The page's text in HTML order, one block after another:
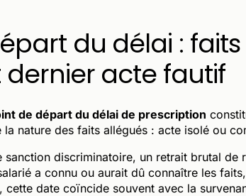
du délai : faits
dernier acte fautif
de départ du délai de prescription
nature des faits allégués : acte isolé ou
sanction discriminatoire, un retrait brutal de
a connu ou aurait dû connaître les
cette date coïncide souvent avec la